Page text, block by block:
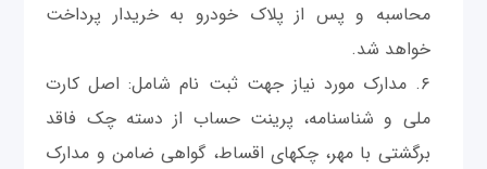
محاسبه و پس از پلاک خودرو به خریدار پرداخت
خواهد شد.
مدارک مورد نیاز جهت ثبت نام شامل: اصل کارت
ملی و شناسنامه، پرینت حساب از دسته چک فاقد
برگشتی با مهر، چکهای اقساط، گواهی ضامن و مدارک